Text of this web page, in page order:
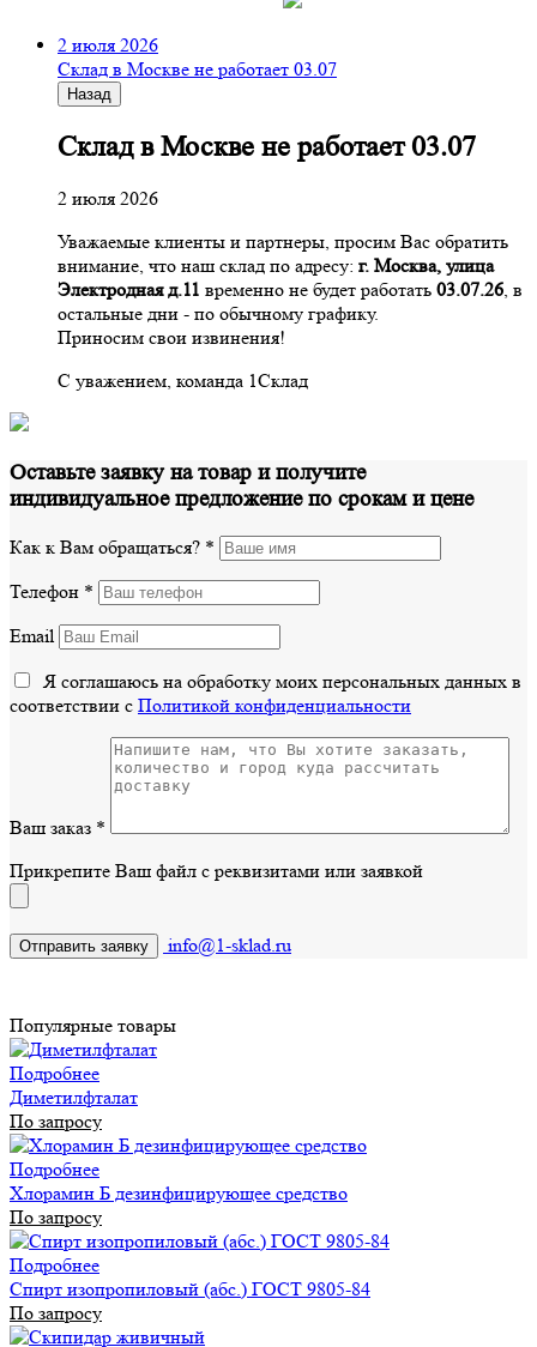
2 июля 2026
Склад в Москве не работает 03.07
Назад
Склад в Москве не работает 03.07
2 июля 2026
Уважаемые клиенты и партнеры, просим Вас обратить
внимание, что наш склад по адресу: г. Москва, улица
Электродная д.11 временно не будет работать 03.07.26, в
остальные дни - по обычному графику.
Приносим свои извинения!
С уважением, команда 1Склад
Оставьте заявку на товар и получите
индивидуальное предложение по срокам и цене
Как к Вам обращаться? *
Телефон *
Email
Я соглашаюсь на обработку моих персональных данных в
соответствии с Политикой конфиденциальности
Ваш заказ *
Прикрепите Ваш файл с реквизитами или заявкой
info@1-sklad.ru
Популярные товары
Подробнее
Диметилфталат
По запросу
Подробнее
Хлорамин Б дезинфицирующее средство
По запросу
Подробнее
Спирт изопропиловый (абс.) ГОСТ 9805-84
По запросу